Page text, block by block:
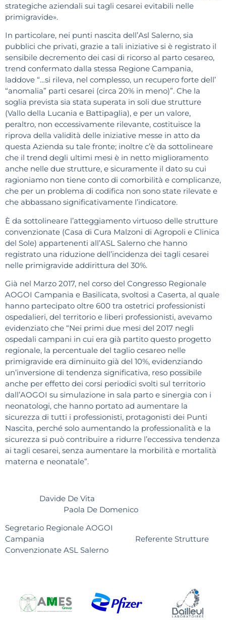
strategiche aziendali sui tagli cesarei evitabili nelle
primigravide».
In particolare, nei punti nascita dell’Asl Salerno, sia
pubblici che privati, grazie a tali iniziative si è registrato il
sensibile decremento dei casi di ricorso al parto cesareo,
trend confermato dalla stessa Regione Campania,
laddove “…si rileva, nel complesso, un recupero forte dell’
“anomalia” parti cesarei (circa 20% in meno)”. Che la
soglia prevista sia stata superata in soli due strutture
(Vallo della Lucania e Battipaglia), e per un valore,
peraltro, non eccessivamente rilevante, costituisce la
riprova della validità delle iniziative messe in atto da
questa Azienda su tale fronte; inoltre c’è da sottolineare
che il trend degli ultimi mesi è in netto miglioramento
anche nelle due strutture, e sicuramente il dato su cui
ragioniamo non tiene conto di comorbilità e complicanze,
che per un problema di codifica non sono state rilevate e
che abbassano significativamente l’indicatore.
È da sottolineare l’atteggiamento virtuoso delle strutture
convenzionate (Casa di Cura Malzoni di Agropoli e Clinica
del Sole) appartenenti all’ASL Salerno che hanno
registrato una riduzione dell’incidenza dei tagli cesarei
nelle primigravide addirittura del 30%.
Già nel Marzo 2017, nel corso del Congresso Regionale
AOGOI Campania e Basilicata, svoltosi a Caserta, al quale
hanno partecipato oltre 600 tra ostetrici professionisti
ospedalieri, del territorio e liberi professionisti, avevamo
evidenziato che “Nei primi due mesi del 2017 negli
ospedali campani in cui era già partito questo progetto
regionale, la percentuale del taglio cesareo nelle
primigravide era diminuito già del 10%, evidenziando
un’inversione di tendenza significativa, reso possibile
anche per effetto dei corsi periodici svolti sul territorio
dall’AOGOI su simulazione in sala parto e sinergia con i
neonatologi, che hanno portato ad aumentare la
sicurezza di tutti i professionisti, protagonisti dei Punti
Nascita, perché solo aumentando la professionalità e la
sicurezza si può contribuire a ridurre l’eccessiva tendenza
ai tagli cesarei, senza aumentare la morbilità e mortalità
materna e neonatale”.
Davide De Vita
Paola De Domenico
Segretario Regionale AOGOI
Campania Referente Strutture
Convenzionate ASL Salerno